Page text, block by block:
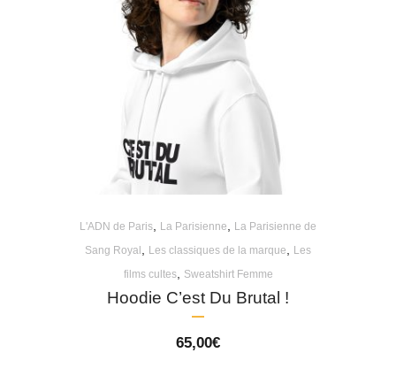
L'ADN de Paris La Parisienne
La Parisienne de
Sang Royal
Les classiques de la marque
Les
films cultes, Sweatshirt Femme
Hoodie C’est Du Brutal !
65,00€